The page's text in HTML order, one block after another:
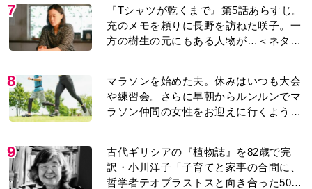
7
『Tシャツが乾くまで』第5話あらすじ。
充のメモを頼りに長野を訪ねた咲子。一
方の樹生の元にもある人物が…＜ネタバ
8
マラソンを始めた夫。休みはいつも大会
や練習会。さらに早朝からルンルンでマ
ラソン仲間の女性をお迎えに行くように
9
古代ギリシアの『植物誌』を82歳で完
訳・小川洋子「子育てと家事の合間に、
哲学者テオプラストスと向き合った50